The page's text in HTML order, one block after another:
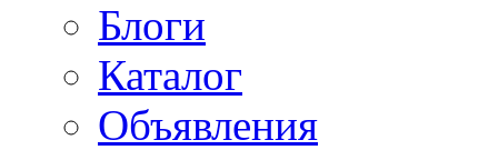
Блоги
Каталог
Объявления